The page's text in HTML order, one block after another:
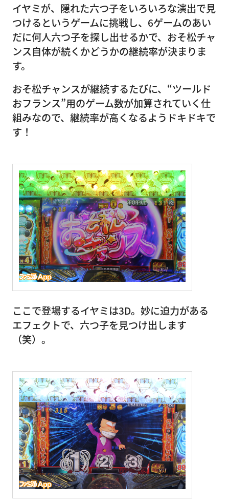
イヤミが、隠れた六つ子をいろいろな演出で見
つけるというゲームに挑戦し、6ゲームのあい
だに何人六つ子を探し出せるかで、おそ松チャ
ンス自体が続くかどうかの継続率が決まりま
す。
おそ松チャンスが継続するたびに、“ツールド
おフランス”用のゲーム数が加算されていく仕
組みなので、継続率が高くなるようドキドキで
す！
ここで登場するイヤミは3D。妙に迫力がある
エフェクトで、六つ子を見つけ出します
（笑）。